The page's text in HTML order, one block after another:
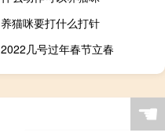
养猫咪要打什么打针
2022几号过年春节立春
☚